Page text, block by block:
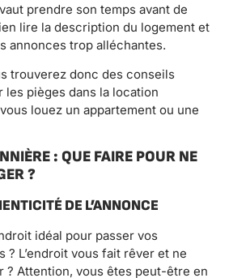
prendre son temps avant de
lire la description du logement et
annonces trop alléchantes.
trouverez donc des conseils
les pièges dans la location
louez un appartement ou une
: QUE FAIRE POUR NE
?
DE L’ANNONCE
idéal pour passer vos
? L’endroit vous fait rêver et ne
? Attention, vous êtes peut-être en